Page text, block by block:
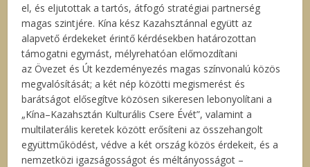
el, és eljutottak a tartós, átfogó stratégiai partnerség
magas szintjére. Kína kész Kazahsztánnal együtt az
alapvető érdekeket érintő kérdésekben határozottan
támogatni egymást, mélyrehatóan előmozdítani
az Övezet és Út kezdeményezés magas színvonalú közös
megvalósítását; a két nép közötti megismerést és
barátságot elősegítve közösen sikeresen lebonyolítani a
„Kína–Kazahsztán Kulturális Csere Évét”, valamint a
multilaterális keretek között erősíteni az összehangolt
együttműködést, védve a két ország közös érdekeit, és a
nemzetközi igazságosságot és méltányosságot –